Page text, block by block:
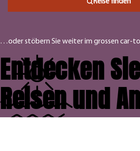
…oder stöbern Sie weiter im grossen car-
Entdecken
Reisen und